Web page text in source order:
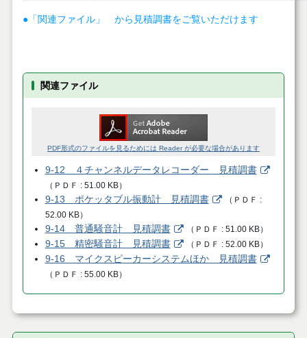
●「関連ファイル」 から見積調書をご覧いただけます
関連ファイル
PDF形式のファイルを見るためには Reader が必要な場合があります
9-12 ４チャンネルデータレコーダー 見積調書
（ ＰＤＦ 51.00 KB）
9-13 ポケッタブル振動計 見積調書 （ ＰＤＦ
52.00 KB）
9-14 普通騒音計 見積調書 （ ＰＤＦ 51.00 KB）
9-15 精密騒音計 見積調書 （ ＰＤＦ 52.00 KB）
9-16 マイクスピーカーシステムほか 見積調書
（ ＰＤＦ 55.00 KB）